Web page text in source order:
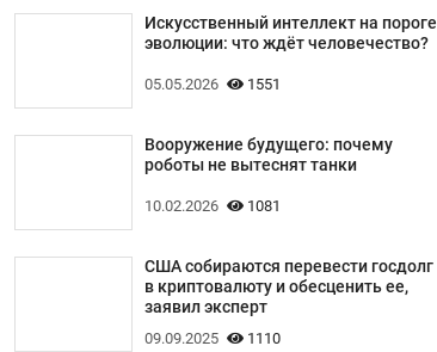
Искусственный интеллект на пороге
эволюции: что ждёт человечество?
05.05.2026 1551
Вооружение будущего: почему
роботы не вытеснят танки
10.02.2026 1081
США собираются перевести госдолг
в криптовалюту и обесценить ее,
заявил эксперт
09.09.2025 1110